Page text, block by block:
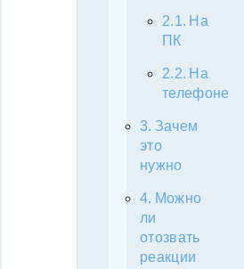
На
ПК
На
телефоне
Зачем
это
нужно
Можно
ли
отозвать
реакции